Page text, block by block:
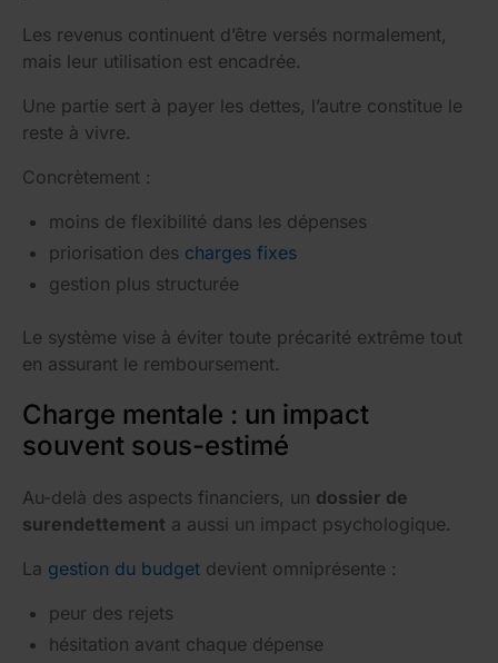
Les revenus continuent d’être versés normalement,
mais leur utilisation est encadrée.
Une partie sert à payer les dettes, l’autre constitue le
reste à vivre.
Concrètement :
moins de flexibilité dans les dépenses
priorisation des charges fixes
gestion plus structurée
Le système vise à éviter toute précarité extrême tout
en assurant le remboursement.
Charge mentale : un impact
souvent sous-estimé
Au-delà des aspects financiers, un dossier de
surendettement a aussi un impact psychologique.
La gestion du budget devient omniprésente :
peur des rejets
hésitation avant chaque dépense